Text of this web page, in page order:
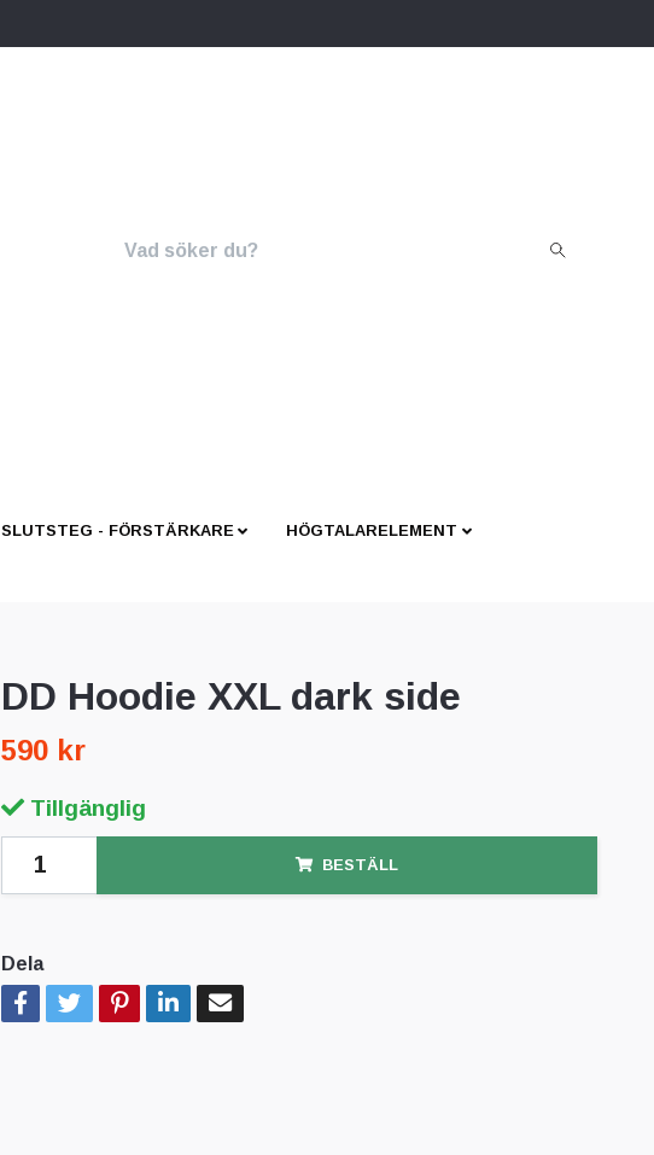
SLUTSTEG - FÖRSTÄRKARE HÖGTALARELEMENT
DD Hoodie XXL dark side
590 kr
Tillgänglig
BESTÄLL
Dela